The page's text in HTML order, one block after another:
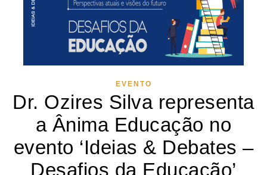
EVENTO
Dr. Ozires Silva representa
a Ânima Educação no
evento ‘Ideias & Debates –
Desafios da Educação’